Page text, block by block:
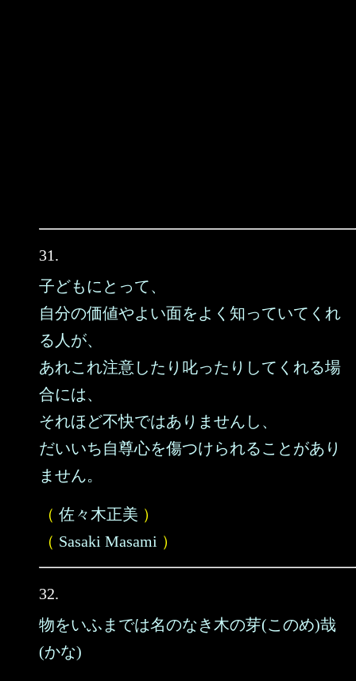
31.
子どもにとって、
自分の価値やよい面をよく知っていてくれ
る人が、
あれこれ注意したり叱ったりしてくれる場
合には、
それほど不快ではありませんし、
だいいち自尊心を傷つけられることがあり
ません。
（ 佐々木正美 ）
（ Sasaki Masami ）
32.
物をいふまでは名のなき木の芽(このめ)哉
(かな)